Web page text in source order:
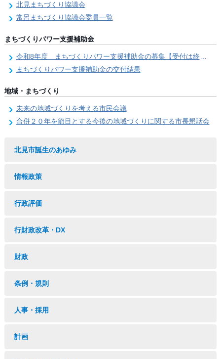
北見まちづくり協議会
常呂まちづくり協議会委員一覧
まちづくりパワー支援補助金
令和8年度 まちづくりパワー支援補助金の募集【受付は終了しました。】
まちづくりパワー支援補助金の交付結果
地域・まちづくり
未来の地域づくりを考える市民会議
合併２０年を節目とする今後の地域づくりに関する市長懇話会
北見市誕生のあゆみ
情報政策
行政評価
行財政改革・DX
財政
条例・規則
人事・採用
計画